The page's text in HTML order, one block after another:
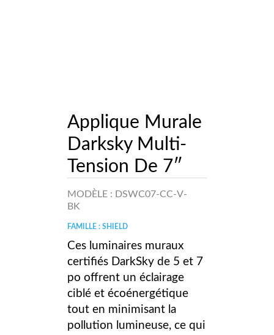
Applique Murale
Darksky Multi-
Tension De 7″
MODÈLE : DSWC07-CC-V-
BK
FAMILLE : SHIELD
Ces luminaires muraux
certifiés DarkSky de 5 et 7
po offrent un éclairage
ciblé et écoénergétique
tout en minimisant la
pollution lumineuse, ce qui